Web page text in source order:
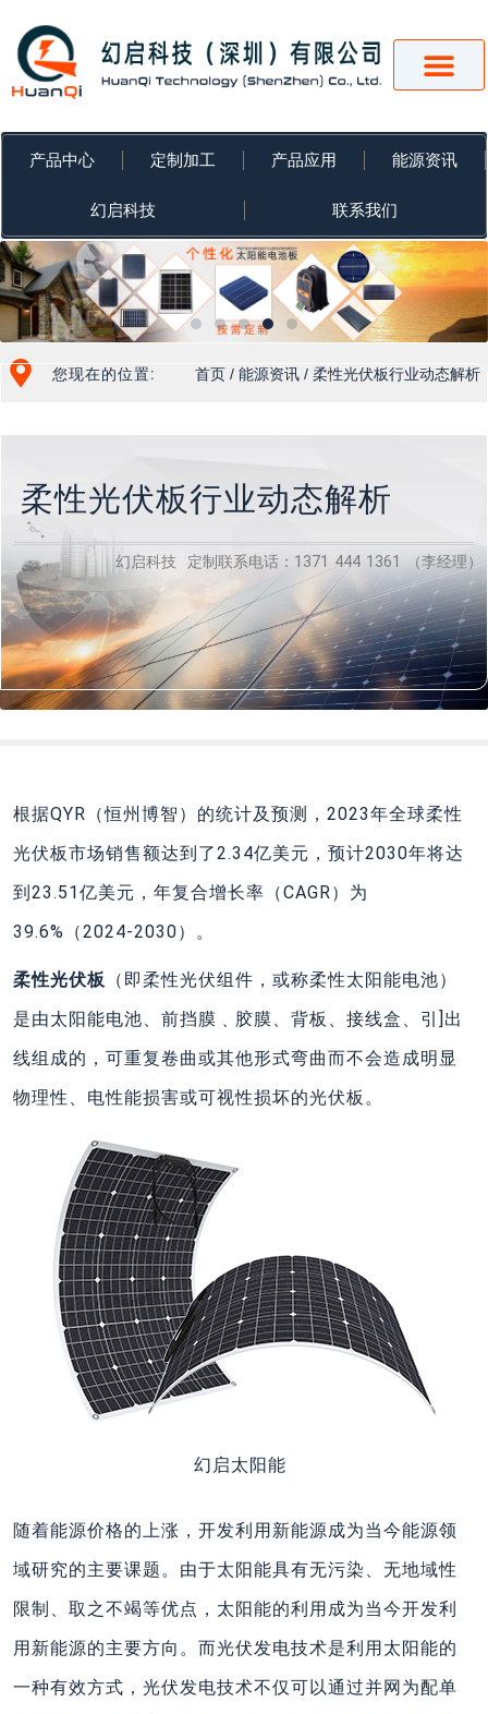
容
产品中心 定制加工 产品应用 能源资讯
幻启科技 联系我们
您现在的位置: 首页 /能源资讯 / 柔性光伏板行业动态解析
柔性光伏板行业动态解析
幻启科技 定制联系电话：1371 444 1361 （李经理）
根据QYR（恒州博智）的统计及预测，2023年全球柔性
光伏板市场销售额达到了2.34亿美元，预计2030年将达
到23.51亿美元，年复合增长率（CAGR）为
39.6%（2024-2030）。
柔性光伏板 （即柔性光伏组件，或称柔性太阳能电池）
是由太阳能电池、前挡膜﹑胶膜、背板、接线盒、引]出
线组成的，可重复卷曲或其他形式弯曲而不会造成明显
物理性、电性能损害或可视性损坏的光伏板。
幻启太阳能
随着能源价格的上涨，开发利用新能源成为当今能源领
域研究的主要课题。由于太阳能具有无污染、无地域性
限制、取之不竭等优点，太阳能的利用成为当今开发利
用新能源的主要方向。而光伏发电技术是利用太阳能的
一种有效方式，光伏发电技术不仅可以通过并网为配单